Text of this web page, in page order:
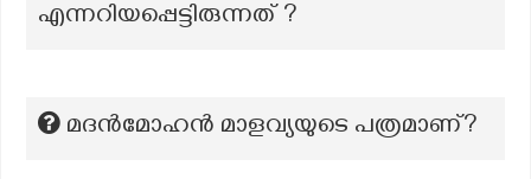
എന്നറിയപ്പെട്ടിരുന്നത് ?
മദന്‍മോഹന്‍ മാളവ്യയുടെ പത്രമാണ്?